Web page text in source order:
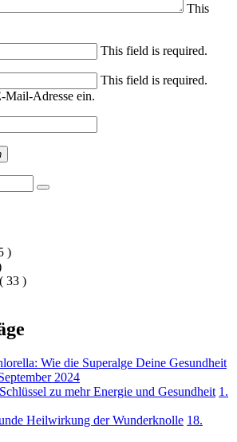
This
This field is required.
This field is required.
Mail-Adresse ein.
Suche
)
( 33 )
Wie die Superalge Deine Gesundheit
2024
zu mehr Energie und Gesundheit 1.
Heilwirkung der Wunderknolle 18.